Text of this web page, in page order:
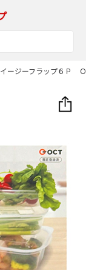
イージーフラップ６Ｐ